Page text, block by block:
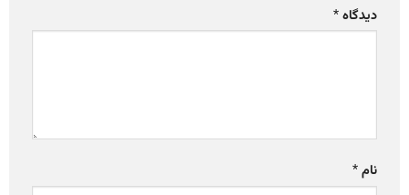
دیدگاه*
نام*